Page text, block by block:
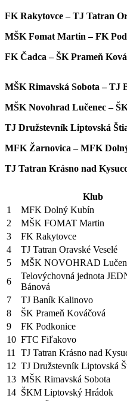
FK Rakytovce – TJ Tatran
MŠK Fomat Martin – FK
FK Čadca – ŠK Prameň
MŠK Rimavská Sobota – TJ
MŠK Novohrad Lučenec –
TJ Družstevník Liptovská
MFK Žarnovica – MFK
TJ Tatran Krásno nad
Klub
1
MFK Dolný Kubín
2
MŠK FOMAT Martin
3
FK Rakytovce
4
TJ Tatran Oravské Veselé
5
MŠK NOVOHRAD
6
Telovýchovná jednota
Bánová
7
TJ Baník Kalinovo
8
ŠK Prameň Kováčová
9
FK Podkonice
10 FTC Fiľakovo
11
TJ Tatran Krásno nad
12 TJ Družstevník Liptovská
13 MŠK Rimavská Sobota
14 ŠKM Liptovský Hrádok